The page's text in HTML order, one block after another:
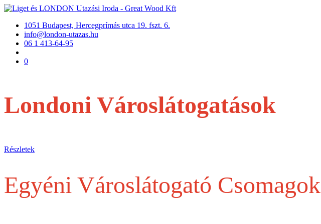
1051 Budapest, Hercegprímás utca 19. fszt. 6.
info@london-utazas.hu
06 1 413-64-95
0
Londoni Városlátogatások
Részletek
Egyéni Városlátogató Csomagok